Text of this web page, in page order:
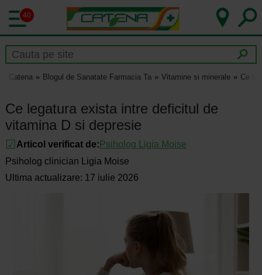
40
Catena Blogul de Sanatate Farmacia Ta Vitamine si minerale Ce
Ce legatura exista intre deficitul de
vitamina D si depresie
Articol verificat de: Psiholog Ligia Moise
Psiholog clinician Ligia Moise
Ultima actualizare: 17 iulie 2026